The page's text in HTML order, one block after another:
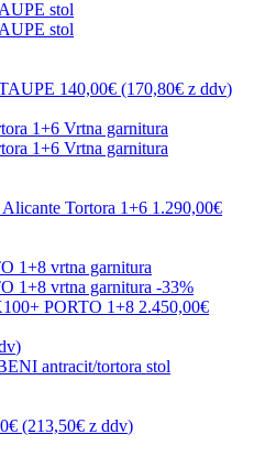
140,00€ (170,80€ z ddv)
Tortora 1+6 1.290,00€
-33%
PORTO 1+8 2.450,00€
)
(213,50€ z ddv)